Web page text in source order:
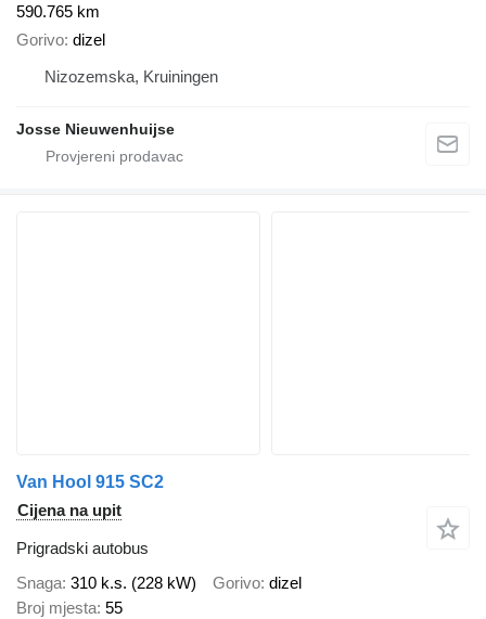
590.765 km
Gorivo dizel
Nizozemska, Kruiningen
Josse Nieuwenhuijse
Van Hool 915 SC2
Cijena na upit
Prigradski autobus
Snaga 310 k.s. (228 kW) Gorivo dizel
Broj mjesta 55